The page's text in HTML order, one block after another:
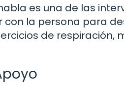
es una de las
la persona para
de